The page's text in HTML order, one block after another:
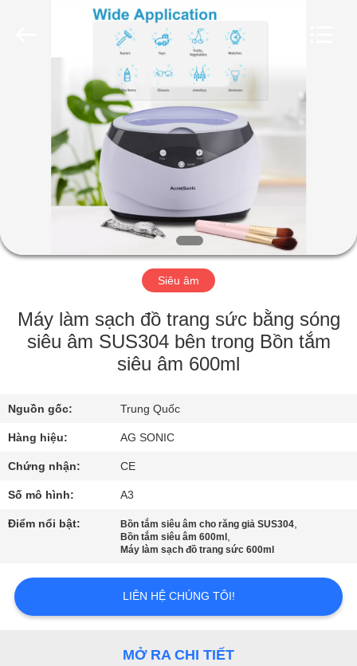
PHẨM
HƯỚNG
VR
TÔI
THAM
QUAN
NHÀ
KIỂM
SOÁT
Siêu âm
Máy làm sạch đồ trang sức bằng sóng
siêu âm SUS304 bên trong Bồn tắm
siêu âm 600ml
Nguồn gốc: Trung Quốc
Hàng hiệu: AG SONIC
Chứng nhận: CE
Số mô hình: A3
Điểm nổi bật: Bồn tắm siêu âm cho răng giả SUS304,
Bồn tắm siêu âm 600ml ,
Máy làm sạch đồ trang sức 600ml
LIÊN HỆ CHÚNG TÔI!
MỞ RA CHI TIẾT